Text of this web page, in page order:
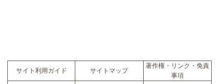
サイト利用ガイド サイトマップ
著作権・リンク・免責
事項